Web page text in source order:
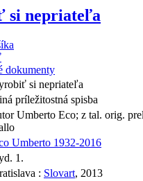
si nepriateľa
dokumenty
si nepriateľa
príležitostná spisba
Umberto Eco; z tal. orig.
Umberto 1932-2016
1.
: Slovart, 2013